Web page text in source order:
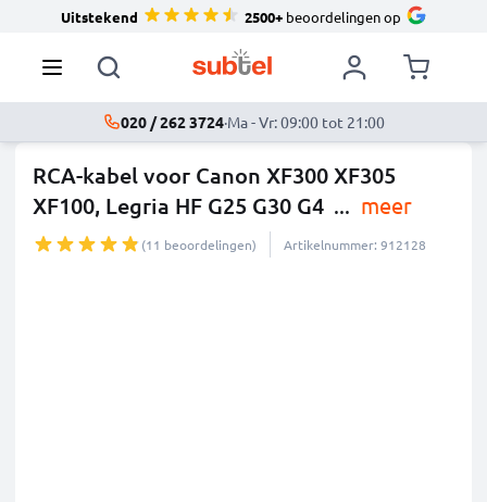
Uitstekend 2500+beoordelingen op
020 / 262 3724·Ma - Vr: 09:00 tot 21:00
RCA-kabel voor Canon XF300 XF305
XF100, Legria HF G25 G30 G4 ... meer
(11 beoordelingen) Artikelnummer: 912128